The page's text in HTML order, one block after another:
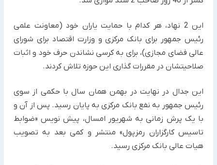
این 2 نهاد، هر کدام با حمایت یاران خود (معاونت علمی
رئیس جمهور برای بانک مرکزی و وزارت اقتصاد برای شورای
عالی فضای مجازی)، برای به کرسی نشاندن حرف خود و اثبات
صلاحیتشان در مقررات گذاری این حوزه تلاش کردند.
این جدال در نهایت در بهمن همان سال با حکمی از سوی
رئیس جمهور به نفع بانک مرکزی به پایان رسید. پس از آن و
با یک پرش زمانی به شهریور امسال، پیش نویس «ضوابط
تاسیس کارگزاران رمزپول» منتشر و کمی بعد به تصویب
هیات عالی بانک مرکزی رسید.